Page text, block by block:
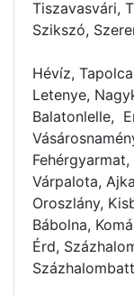
Tiszavasvári,
Szikszó,
Hévíz,
Letenye,
Balatonlelle,
Várpalota,
Oroszlány,
Bábolna,
Érd,